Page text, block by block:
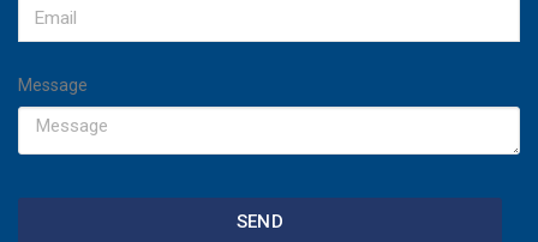
Message
SEND